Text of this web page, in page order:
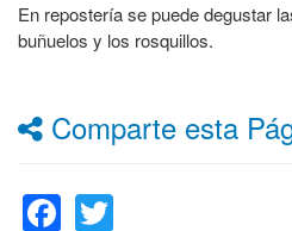
En repostería se puede degustar
buñuelos y los rosquillos.
Comparte esta
Facebook